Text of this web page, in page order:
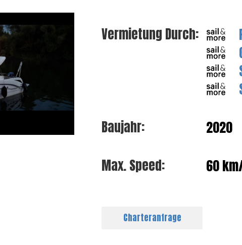
Vermietung Durch:
Baujahr: 2020
Max. Speed: 60
Charteranfrage